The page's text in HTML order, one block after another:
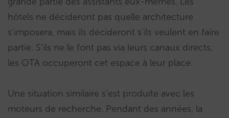
hôtels ne décideront pas quelle architecture
s’imposera, mais ils décideront s’ils veulent en faire
partie. S’ils ne le font pas via leurs canaux directs,
les OTA occuperont cet espace à leur place.
Une situation similaire s’est produite avec les
moteurs de recherche. Pendant des années, la